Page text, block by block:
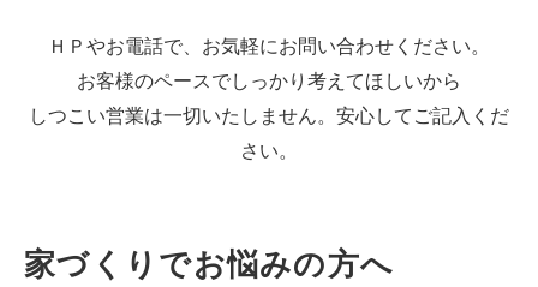
ＨＰやお電話で、お気軽にお問い合わせください。
お客様のペースでしっかり考えてほしいから
しつこい営業は一切いたしません。安心してご記入くだ
さい。
家づくりでお悩みの方へ